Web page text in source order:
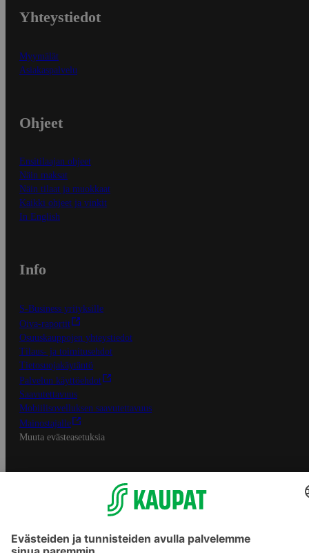
Yhteystiedot
Myymälät
Asiakaspalvelu
Ohjeet
Ensitilaajan ohjeet
Näin maksat
Näin tilaat ja muokkaat
Kaikki ohjeet ja vinkit
In English
Info
S-Business yrityksille
Oiva-raportit
Osuuskauppojen yhteystiedot
Tilaus- ja toimitusehdot
Tietosuojakäytäntö
Palvelun käyttöehdot
Saavutettavuus
Mobiilisovelluksen saavutettavuus
Mainostajalle
Muuta evästeasetuksia
S-ryhmän palvelut
Asiakasomistajuus